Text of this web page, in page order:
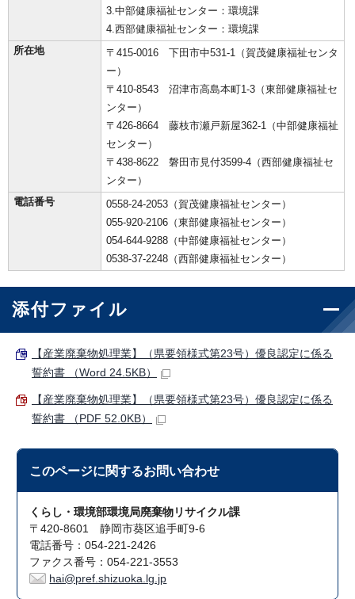
3.中部健康福祉センター：環境課
4.西部健康福祉センター：環境課
所在地
〒415-0016 下田市中531-1（賀茂健康福祉センタ
ー）
〒410-8543 沼津市高島本町1-3（東部健康福祉セ
ンター）
〒426-8664 藤枝市瀬戸新屋362-1（中部健康福祉
センター）
〒438-8622 磐田市見付3599-4（西部健康福祉セ
ンター）
電話番号
0558-24-2053（賀茂健康福祉センター）
055-920-2106（東部健康福祉センター）
054-644-9288（中部健康福祉センター）
0538-37-2248（西部健康福祉センター）
添付ファイル
【産業廃棄物処理業】（県要領様式第23号）優良認定に係る
誓約書 （Word 24.5KB）
【産業廃棄物処理業】（県要領様式第23号）優良認定に係る
誓約書 （PDF 52.0KB）
このページに関するお問い合わせ
くらし・環境部環境局廃棄物リサイクル課
〒420-8601 静岡市葵区追手町9-6
電話番号：054-221-2426
ファクス番号：054-221-3553
hai@pref.shizuoka.lg.jp